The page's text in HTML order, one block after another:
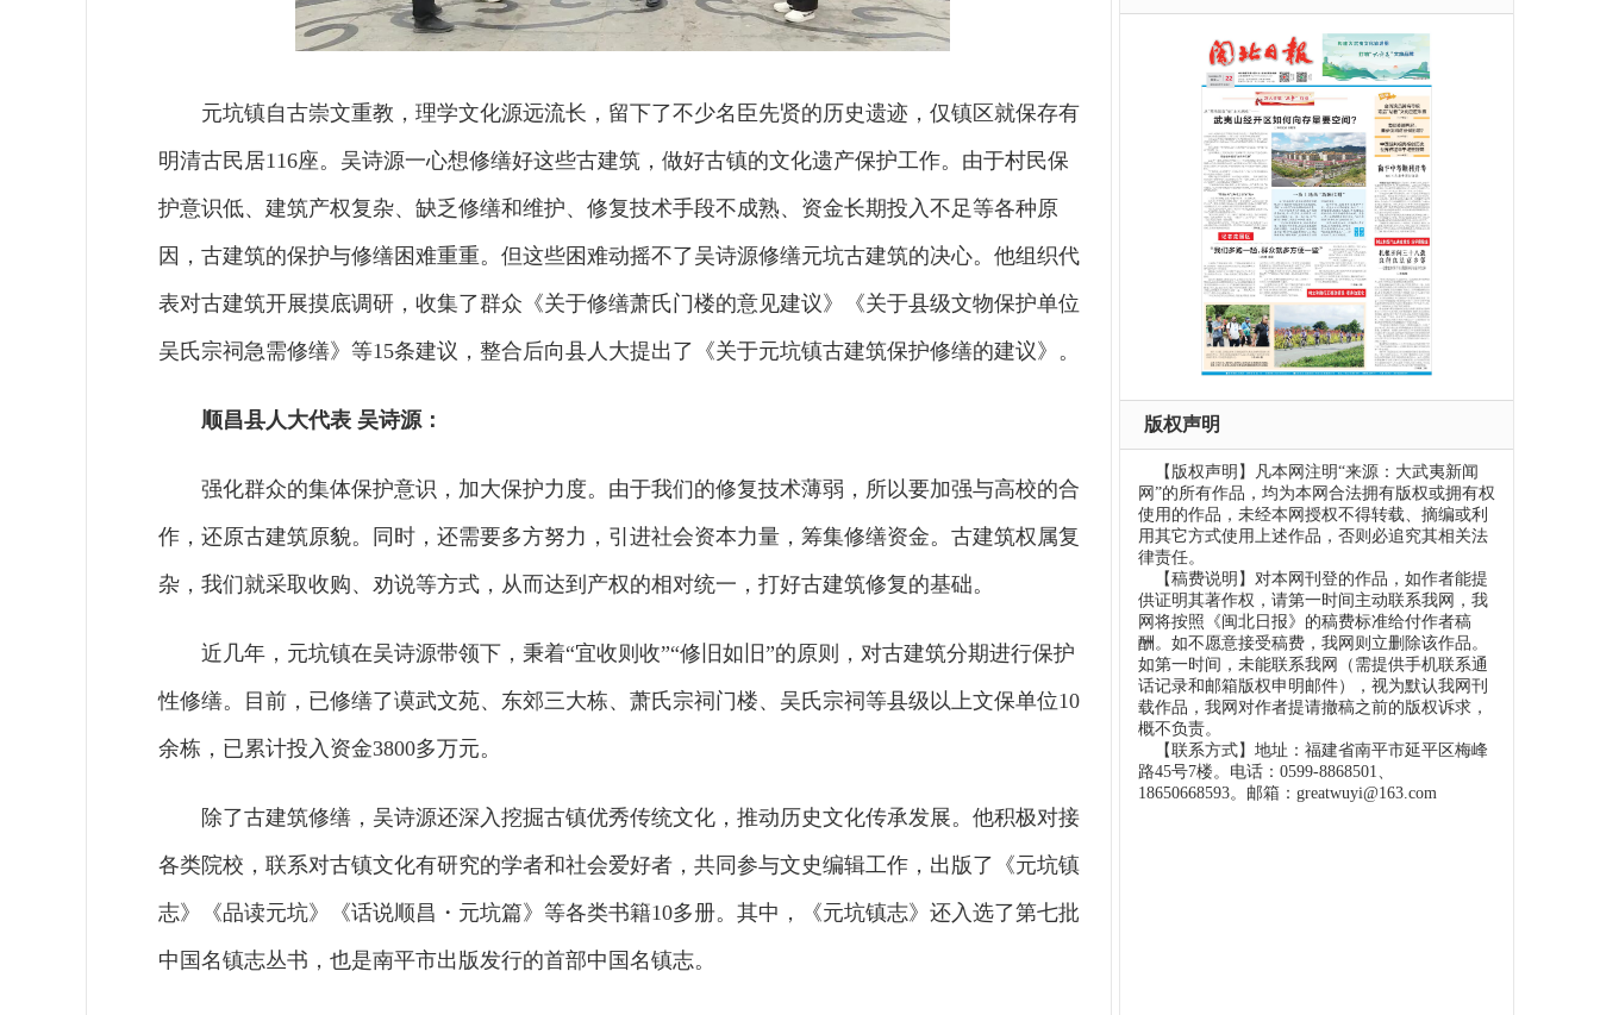
元坑镇自古崇文重教，理学文化源远流长，留下了不少名臣先贤的历史遗迹，仅镇区就保存有
明清古民居116座。吴诗源一心想修缮好这些古建筑，做好古镇的文化遗产保护工作。由于村民保
护意识低、建筑产权复杂、缺乏修缮和维护、修复技术手段不成熟、资金长期投入不足等各种原
因，古建筑的保护与修缮困难重重。但这些困难动摇不了吴诗源修缮元坑古建筑的决心。他组织代
表对古建筑开展摸底调研，收集了群众《关于修缮萧氏门楼的意见建议》《关于县级文物保护单位
吴氏宗祠急需修缮》等15条建议，整合后向县人大提出了《关于元坑镇古建筑保护修缮的建议》。
顺昌县人大代表 吴诗源：
强化群众的集体保护意识，加大保护力度。由于我们的修复技术薄弱，所以要加强与高校的合
作，还原古建筑原貌。同时，还需要多方努力，引进社会资本力量，筹集修缮资金。古建筑权属复
杂，我们就采取收购、劝说等方式，从而达到产权的相对统一，打好古建筑修复的基础。
近几年，元坑镇在吴诗源带领下，秉着“宜收则收”“修旧如旧”的原则，对古建筑分期进行保护
性修缮。目前，已修缮了谟武文苑、东郊三大栋、萧氏宗祠门楼、吴氏宗祠等县级以上文保单位10
余栋，已累计投入资金3800多万元。
除了古建筑修缮，吴诗源还深入挖掘古镇优秀传统文化，推动历史文化传承发展。他积极对接
各类院校，联系对古镇文化有研究的学者和社会爱好者，共同参与文史编辑工作，出版了《元坑镇
志》《品读元坑》《话说顺昌・元坑篇》等各类书籍10多册。其中，《元坑镇志》还入选了第七批
中国名镇志丛书，也是南平市出版发行的首部中国名镇志。
版权声明
【版权声明】凡本网注明“来源：大武夷新闻
网”的所有作品，均为本网合法拥有版权或拥有权
使用的作品，未经本网授权不得转载、摘编或利
用其它方式使用上述作品，否则必追究其相关法
律责任。
【稿费说明】对本网刊登的作品，如作者能提
供证明其著作权，请第一时间主动联系我网，我
网将按照《闽北日报》的稿费标准给付作者稿
酬。如不愿意接受稿费，我网则立删除该作品。
如第一时间，未能联系我网（需提供手机联系通
话记录和邮箱版权申明邮件），视为默认我网刊
载作品，我网对作者提请撤稿之前的版权诉求，
概不负责。
【联系方式】地址：福建省南平市延平区梅峰
路45号7楼。电话：0599-8868501、
18650668593。邮箱：greatwuyi@163.com